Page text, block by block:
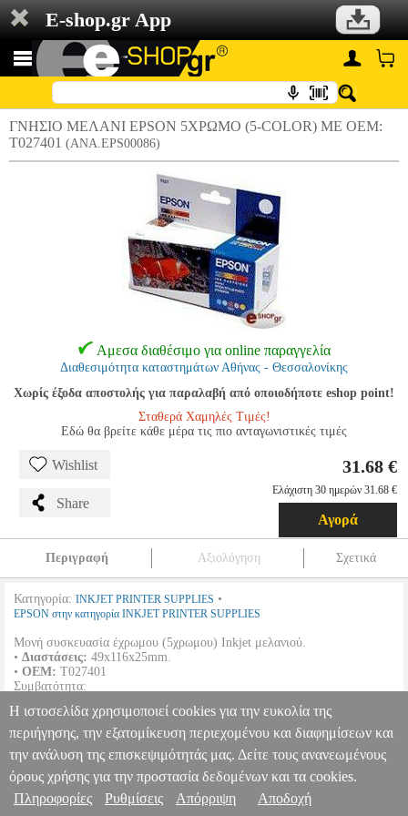
E-shop.gr App
ΓΝΗΣΙΟ ΜΕΛΑΝΙ EPSON 5ΧΡΩΜΟ (5-COLOR) ΜΕ OEM:
T027401 (ANA.EPS00086)
Αμεσα διαθέσιμο για online παραγγελία
Διαθεσιμότητα καταστημάτων Αθήνας - Θεσσαλονίκης
Χωρίς έξοδα αποστολής για παραλαβή από οποιοδήποτε eshop point!
Σταθερά Χαμηλές Τιμές!
Εδώ θα βρείτε κάθε μέρα τις πιο ανταγωνιστικές τιμές
Wishlist
Share
31.68 €
Ελάχιστη 30 ημερών 31.68 €
Αγορά
Περιγραφή Αξιολόγηση Σχετικά
Κατηγορία: INKJET PRINTER SUPPLIES •
EPSON στην κατηγορία INKJET PRINTER SUPPLIES
Μονή συσκευασία έχρωμου (5χρωμου) Inkjet μελανιού.
• Διαστάσεις: 49x116x25mm.
• OEM: T027401
Συμβατότητα:
EPSON
Stylus Photo 925 |
ΓΝΗΣΙΟ ΜΕΛΑΝΙ EPSON 5ΧΡΩΜΟ (5-COLOR) ΜΕ OEM:
T027401ANA.EPS00086ANA.EPS00086 EPSON EPSON
INKJET PRINTER SUPPLIES
Κατηγορία: INKJET PRINTER
SUPPLIES •EPSON στην κατηγορία INKJET PRINTER SUPPLIES
Πληροφορίες & Υπηρεσίες >
Η ιστοσελίδα χρησιμοποιεί cookies για την ευκολία της
περιήγησης, την εξατομίκευση περιεχομένου και διαφημίσεων και
την ανάλυση της επισκεψιμότητάς μας. Δείτε τους ανανεωμένους
όρους χρήσης για την προστασία δεδομένων και τα cookies.
Πληροφορίες
Ρυθμίσεις Απόρριψη Αποδοχή